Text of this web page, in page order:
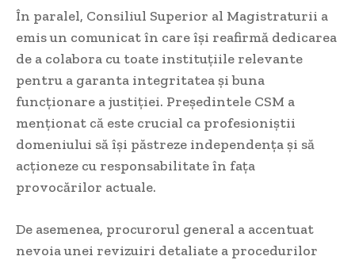
În paralel, Consiliul Superior al Magistraturii a
emis un comunicat în care își reafirmă dedicarea
de a colabora cu toate instituțiile relevante
pentru a garanta integritatea și buna
funcționare a justiției. Președintele CSM a
menționat că este crucial ca profesioniștii
domeniului să își păstreze independența și să
acționeze cu responsabilitate în fața
provocărilor actuale.
De asemenea, procurorul general a accentuat
nevoia unei revizuiri detaliate a procedurilor